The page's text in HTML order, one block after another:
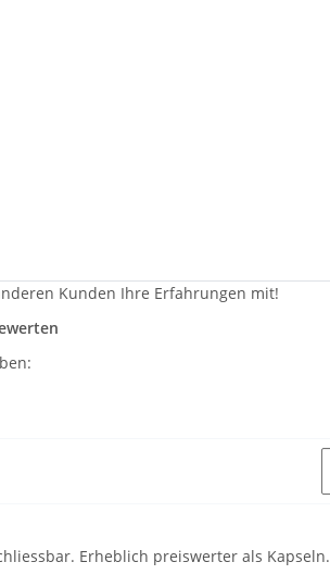
Kunden Ihre Erfahrungen mit!
Erheblich preiswerter als Kapseln.